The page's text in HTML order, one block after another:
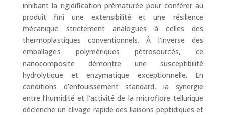
inhibant la rigidification prématurée pour conférer au
produit fini une extensibilité et une résilience
mécanique strictement analogues à celles des
thermoplastiques conventionnels. À l’inverse des
emballages polymériques pétrosourcés, ce
nanocomposite démontre une susceptibilité
hydrolytique et enzymatique exceptionnelle. En
conditions d’enfouissement standard, la synergie
entre l’humidité et l’activité de la microflore tellurique
déclenche un clivage rapide des liaisons peptidiques et